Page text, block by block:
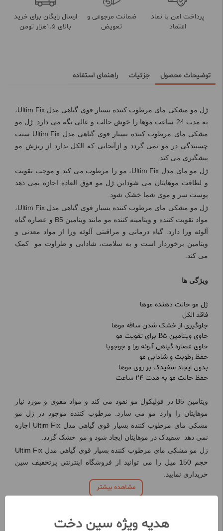
پرداخت امن با نماد
اعتماد
ضمانت مرجوعی و
تعویض
ارسال رایگان برای خرید
بالای 1.5هزار تومن
توضیحات محصول جزئیات راهنمای استفاده
ژل مو مشکی مای مرطوب کننده بسیار قوی گیاهی مدل Ultim Fix،
به مدت 24 ساعت موها را خوش حالت و عالی نگه می دارد. ژل مو
مشکی مای مرطوب کننده بسیار قوی گیاهی مدل Ultim Fix سبب
چسبندگی در مو نمی گردد و ازآنجایی که الکل ندارد از ریزش مو
پیشگیری می کند.
ژل مو مای مدل Ultim Fix، مو را مرطوب می کند و موجب تقویت
و لطافت موهایتان می شوداین ژل مو فوق العاده اجازه نمی دهد
پوست سر و موی شما خشک شود.
ژل مو مشکی مای مرطوب کننده بسیار قوی گیاهی مدل Ultim Fix،
مواد تقویت کننده و ویتامینه کننده مو مانند ویتامین B5 و عصاره گیاه
آلوئه ورا دارد. گیاه درمانی و مراقبتی آلوئه ورا از مواد معدنی و
ویتامین برخوردار است و به سلامت، شادابی و طراوت مو کمک
می کند.
ویژگی ها
ژل مو حالت دهنده موها
فاقد الکل
جلوگیری از خشک شدن ساقه موها
حاوی ویتامین B5 برای تقویت مو
حاوی عصاره گیاهی آلوئه ورا و جوجوبا
حفظ رطوبت و شادابی مو
بدون ایجاد سفیدک بر روی موها
حفظ حالت مو به مدت 24 ساعت
ویتامین B5 در فولیکول مو نفوذ می کند و مواد مقوی و مورد نیاز
موهایتان را وارد مو می سازد. مرطوب کننده موجود در ژل مو
مشکی مای مرطوب کننده بسیار قوی گیاهی مدل Ultim Fix اجازه
نمی دهد سفیدک در موهایتان ایجاد شود و مو خشک گردد.
ژل مو مشکی مای مرطوب کننده بسیار قوی گیاهی مدل Ultim Fix
حجم 150 میل را می توانید از فروشگاه اینترنتی پرتخفیف سین
خریداری نمایید.
مشاهده بیشتر
هدیه ویژه سین دخت